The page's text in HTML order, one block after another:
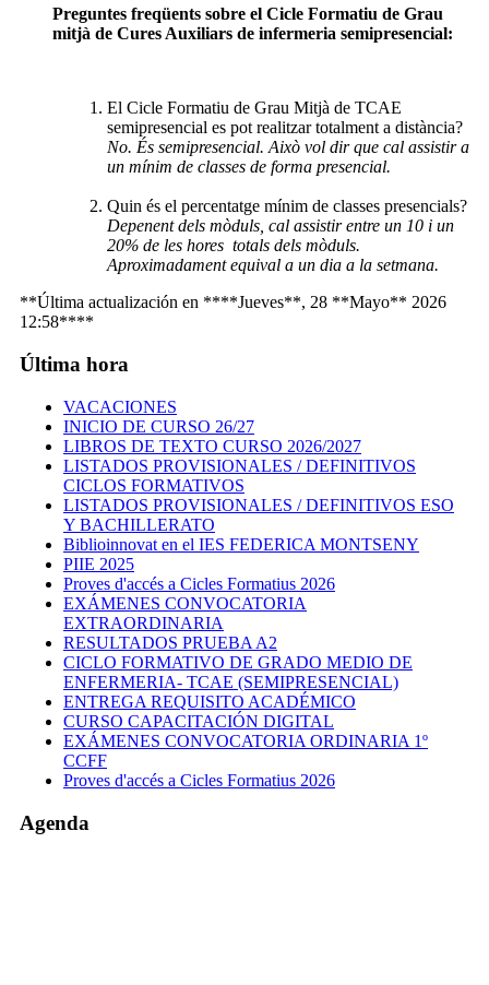
Preguntes freqüents sobre el Cicle Formatiu de Grau
mitjà de Cures Auxiliars de infermeria semipresencial:
El Cicle Formatiu de Grau Mitjà de TCAE
semipresencial es pot realitzar totalment a distància?
No. És semipresencial. Això vol dir que cal assistir a
un mínim de classes de forma presencial.
Quin és el percentatge mínim de classes presencials?
Depenent dels mòduls, cal assistir entre un 10 i un
20% de les hores totals dels mòduls.
Aproximadament equival a un dia a la setmana.
**Última actualización en ****Jueves**, 28 **Mayo** 2026
12:58****
Última hora
VACACIONES
INICIO DE CURSO 26/27
LIBROS DE TEXTO CURSO 2026/2027
LISTADOS PROVISIONALES / DEFINITIVOS
CICLOS FORMATIVOS
LISTADOS PROVISIONALES / DEFINITIVOS ESO
Y BACHILLERATO
Biblioinnovat en el IES FEDERICA MONTSENY
PIIE 2025
Proves d'accés a Cicles Formatius 2026
EXÁMENES CONVOCATORIA
EXTRAORDINARIA
RESULTADOS PRUEBA A2
CICLO FORMATIVO DE GRADO MEDIO DE
ENFERMERIA- TCAE (SEMIPRESENCIAL)
ENTREGA REQUISITO ACADÉMICO
CURSO CAPACITACIÓN DIGITAL
EXÁMENES CONVOCATORIA ORDINARIA 1º
CCFF
Proves d'accés a Cicles Formatius 2026
Agenda